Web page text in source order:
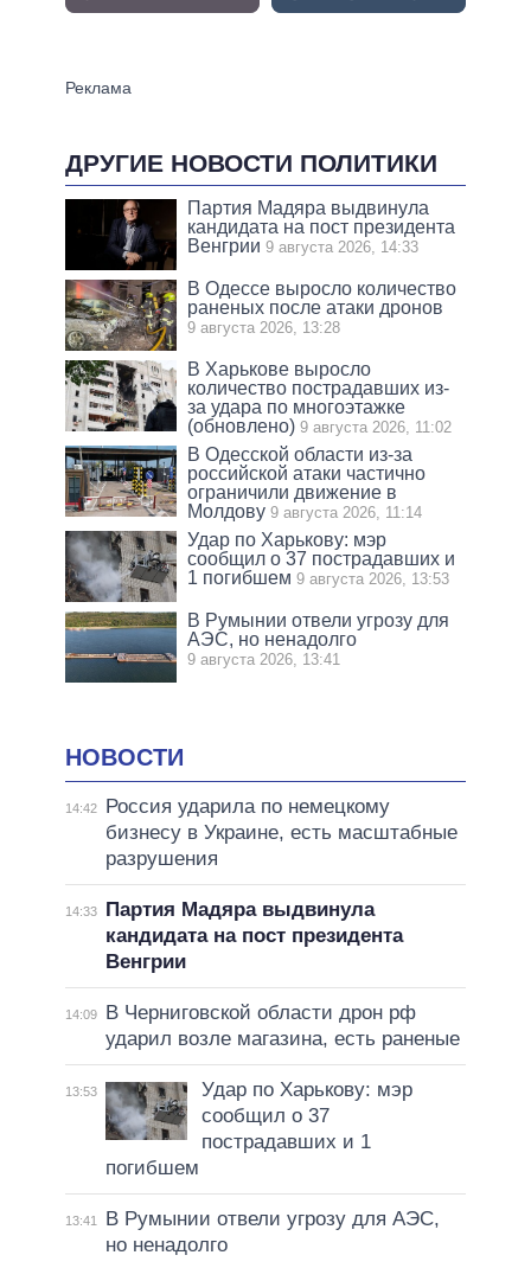
ДРУГИЕ НОВОСТИ ПОЛИТИКИ
Партия Мадяра выдвинула
кандидата на пост президента
Венгрии 9 августа 2026, 14:33
В Одессе выросло количество
раненых после атаки дронов
9 августа 2026, 13:28
В Харькове выросло
количество пострадавших из-
за удара по многоэтажке
(обновлено) 9 августа 2026, 11:02
В Одесской области из-за
российской атаки частично
ограничили движение в
Молдову 9 августа 2026, 11:14
Удар по Харькову: мэр
сообщил о 37 пострадавших и
1 погибшем 9 августа 2026, 13:53
В Румынии отвели угрозу для
АЭС, но ненадолго
9 августа 2026, 13:41
НОВОСТИ
14:42
Россия ударила по немецкому
бизнесу в Украине, есть масштабные
разрушения
14:33
Партия Мадяра выдвинула
кандидата на пост президента
Венгрии
14:09
В Черниговской области дрон рф
ударил возле магазина, есть раненые
13:53
Удар по Харькову: мэр
сообщил о 37
пострадавших и 1
погибшем
13:41
В Румынии отвели угрозу для АЭС,
но ненадолго